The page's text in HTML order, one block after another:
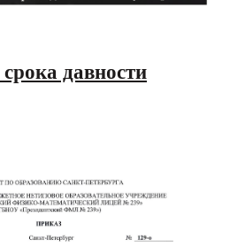
давности